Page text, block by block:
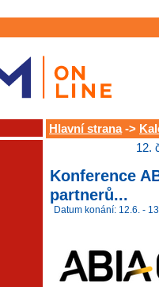
Hlavní strana->
12.
Konference
partnerů...
Datum konání: 12.6. -